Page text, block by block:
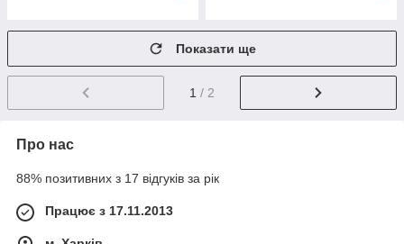
Показати ще
1 / 2
Про нас
88% позитивних з 17 відгуків за рік
Працює з 17.11.2013